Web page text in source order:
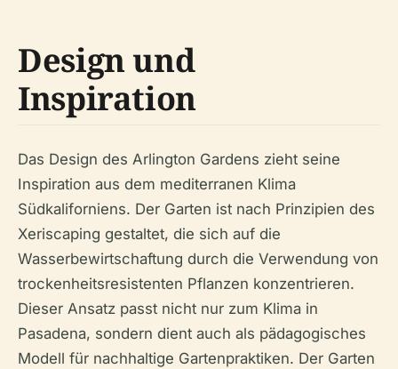
Design und
Inspiration
Das Design des Arlington Gardens zieht seine
Inspiration aus dem mediterranen Klima
Südkaliforniens. Der Garten ist nach Prinzipien des
Xeriscaping gestaltet, die sich auf die
Wasserbewirtschaftung durch die Verwendung von
trockenheitsresistenten Pflanzen konzentrieren.
Dieser Ansatz passt nicht nur zum Klima in
Pasadena, sondern dient auch als pädagogisches
Modell für nachhaltige Gartenpraktiken. Der Garten